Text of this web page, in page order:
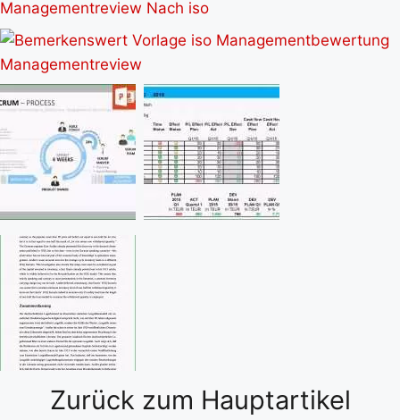
Zurück zum Hauptartikel